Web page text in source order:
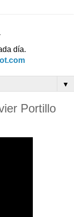
día.
▼
Portillo